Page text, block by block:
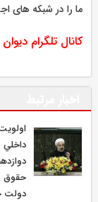
ما را در شبکه های
کانال تلگرام
حقوق
دولت